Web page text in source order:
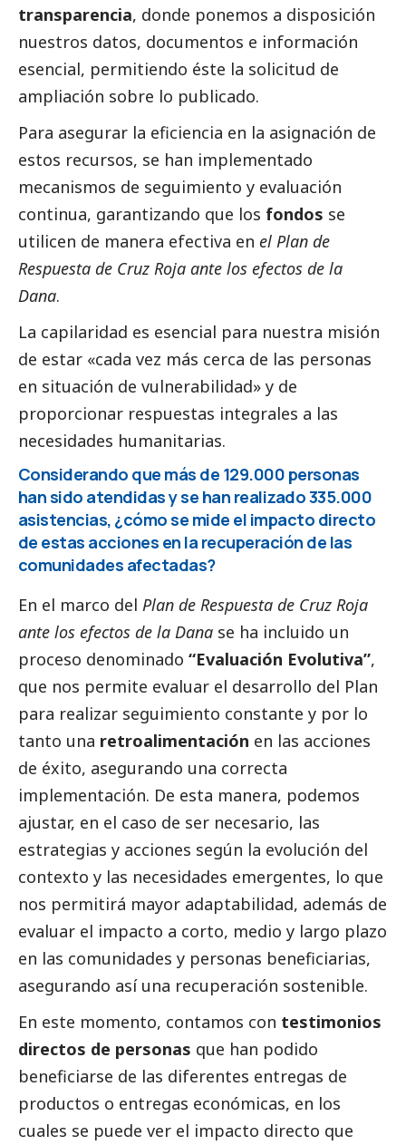
transparencia, donde ponemos a disposición
nuestros datos, documentos e información
esencial, permitiendo éste la solicitud de
ampliación sobre lo publicado.
Para asegurar la eficiencia en la asignación de
estos recursos, se han implementado
mecanismos de seguimiento y evaluación
continua, garantizando que los fondos se
utilicen de manera efectiva en el Plan de
Respuesta de Cruz Roja ante los efectos de la
Dana.
La capilaridad es esencial para nuestra misión
de estar «cada vez más cerca de las personas
en situación de vulnerabilidad» y de
proporcionar respuestas integrales a las
necesidades humanitarias.
Considerando que más de 129.000 personas
han sido atendidas y se han realizado 335.000
asistencias, ¿cómo se mide el impacto directo
de estas acciones en la recuperación de las
comunidades afectadas?
En el marco del Plan de Respuesta de Cruz Roja
ante los efectos de la Dana se ha incluido un
proceso denominado “Evaluación Evolutiva”,
que nos permite evaluar el desarrollo del Plan
para realizar seguimiento constante y por lo
tanto una retroalimentación en las acciones
de éxito, asegurando una correcta
implementación. De esta manera, podemos
ajustar, en el caso de ser necesario, las
estrategias y acciones según la evolución del
contexto y las necesidades emergentes, lo que
nos permitirá mayor adaptabilidad, además de
evaluar el impacto a corto, medio y largo plazo
en las comunidades y personas beneficiarias,
asegurando así una recuperación sostenible.
En este momento, contamos con testimonios
directos de personas que han podido
beneficiarse de las diferentes entregas de
productos o entregas económicas, en los
cuales se puede ver el impacto directo que